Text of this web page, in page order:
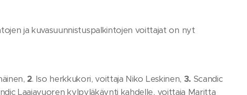
ja kuvasuunnistuspalkintojen voittajat on nyt
2. Iso herkkukori, voittaja Niko Leskinen, 3. Scandic
Laajavuoren kylpyläkäynti kahdelle, voittaja Maritta